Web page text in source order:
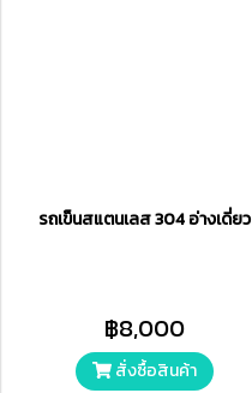
รถเข็นสแตนเลส 304 อ่างเดี่ยว
฿8,000
สั่งซื้อสินค้า